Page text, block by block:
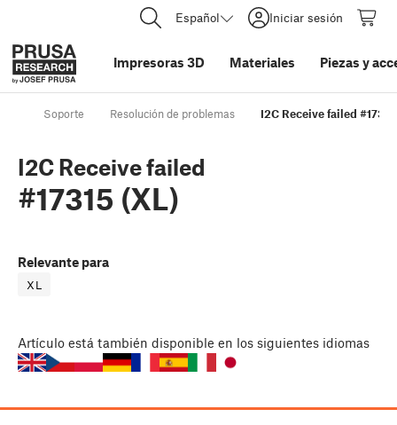
Español Iniciar sesión
Impresoras 3D Materiales Piezas y
Soporte Resolución de problemas I2C Receive failed
I2C Receive failed
#17315 (XL)
Relevante para
XL
Artículo está también disponible en los siguientes idiomas